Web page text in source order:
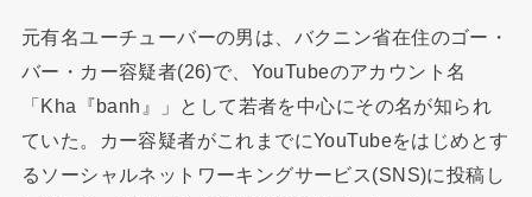
元有名ユーチューバーの男は、バクニン省在住のゴー・
バー・カー容疑者(26)で、YouTubeのアカウント名
「Kha『banh』」として若者を中心にその名が知られ
ていた。カー容疑者がこれまでにYouTubeをはじめとす
るソーシャルネットワーキングサービス(SNS)に投稿し